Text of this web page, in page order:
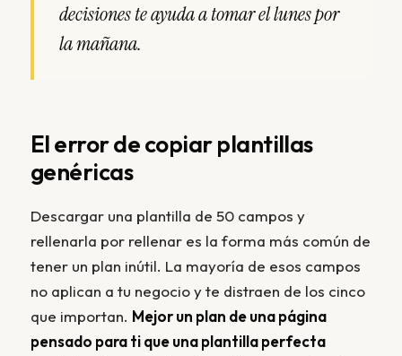
decisiones te ayuda a tomar el lunes por
la mañana.
El error de copiar plantillas
genéricas
Descargar una plantilla de 50 campos y
rellenarla por rellenar es la forma más común de
tener un plan inútil. La mayoría de esos campos
no aplican a tu negocio y te distraen de los cinco
que importan. Mejor un plan de una página
pensado para ti que una plantilla perfecta